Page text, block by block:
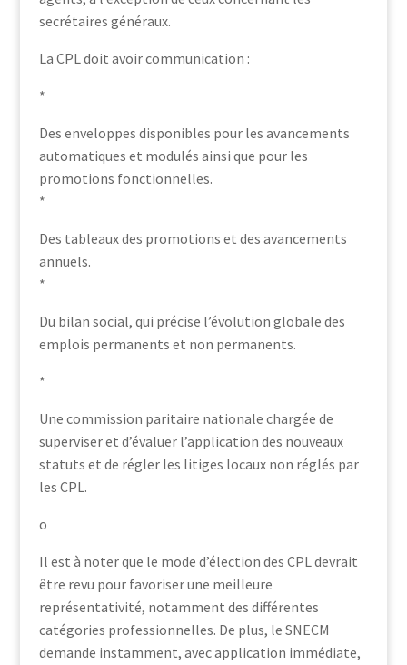
secrétaires généraux.
La CPL doit avoir communication :
*
Des enveloppes disponibles pour les avancements
automatiques et modulés ainsi que pour les
promotions fonctionnelles.
*
Des tableaux des promotions et des avancements
annuels.
*
Du bilan social, qui précise l’évolution globale des
emplois permanents et non permanents.
*
Une commission paritaire nationale chargée de
superviser et d’évaluer l’application des nouveaux
statuts et de régler les litiges locaux non réglés par
les CPL.
o
Il est à noter que le mode d’élection des CPL devrait
être revu pour favoriser une meilleure
représentativité, notamment des différentes
catégories professionnelles. De plus, le SNECM
demande instamment, avec application immédiate,